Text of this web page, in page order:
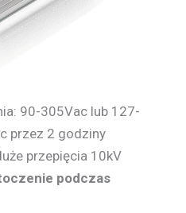
90-305Vac lub 127-
przez 2 godziny
przepięcia 10kV
podczas